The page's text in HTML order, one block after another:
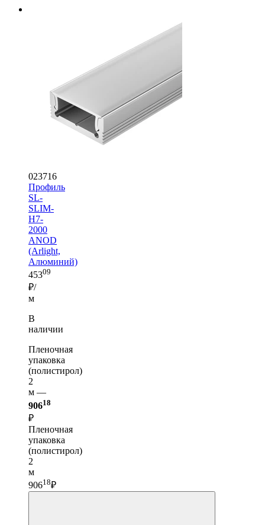
023716
Профиль
SL-
SLIM-
H7-
2000
ANOD
(Arlight,
Алюминий)
45309
₽/
м
В
наличии
Пленочная
упаковка
(полистирол)
2
м —
90618
₽
Пленочная
упаковка
(полистирол)
2
м
90618₽